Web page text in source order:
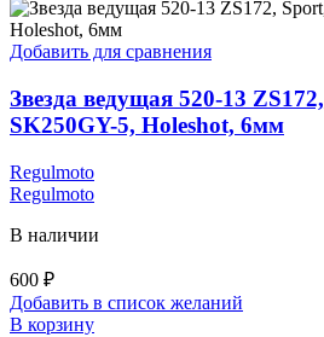
Добавить для сравнения
Звезда ведущая 520-13
SK250GY-5, Holeshot, 6мм
Regulmoto
Regulmoto
В наличии
600 ₽
Добавить в список желаний
В корзину